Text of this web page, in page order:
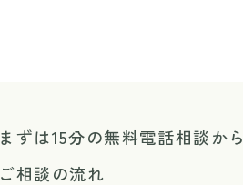
まずは15分の無料電話相談から
ご相談の流れ